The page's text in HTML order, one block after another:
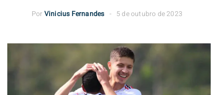
PorVinicius Fernandes 5 de outubro de 2023